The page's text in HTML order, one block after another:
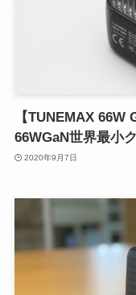
【TUNEMAX 66W
66WGaN世界最小
2020年9月7日